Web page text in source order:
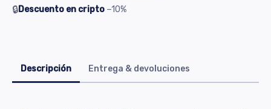
🔒Descuento en cripto −10%
Descripción Entrega & devoluciones